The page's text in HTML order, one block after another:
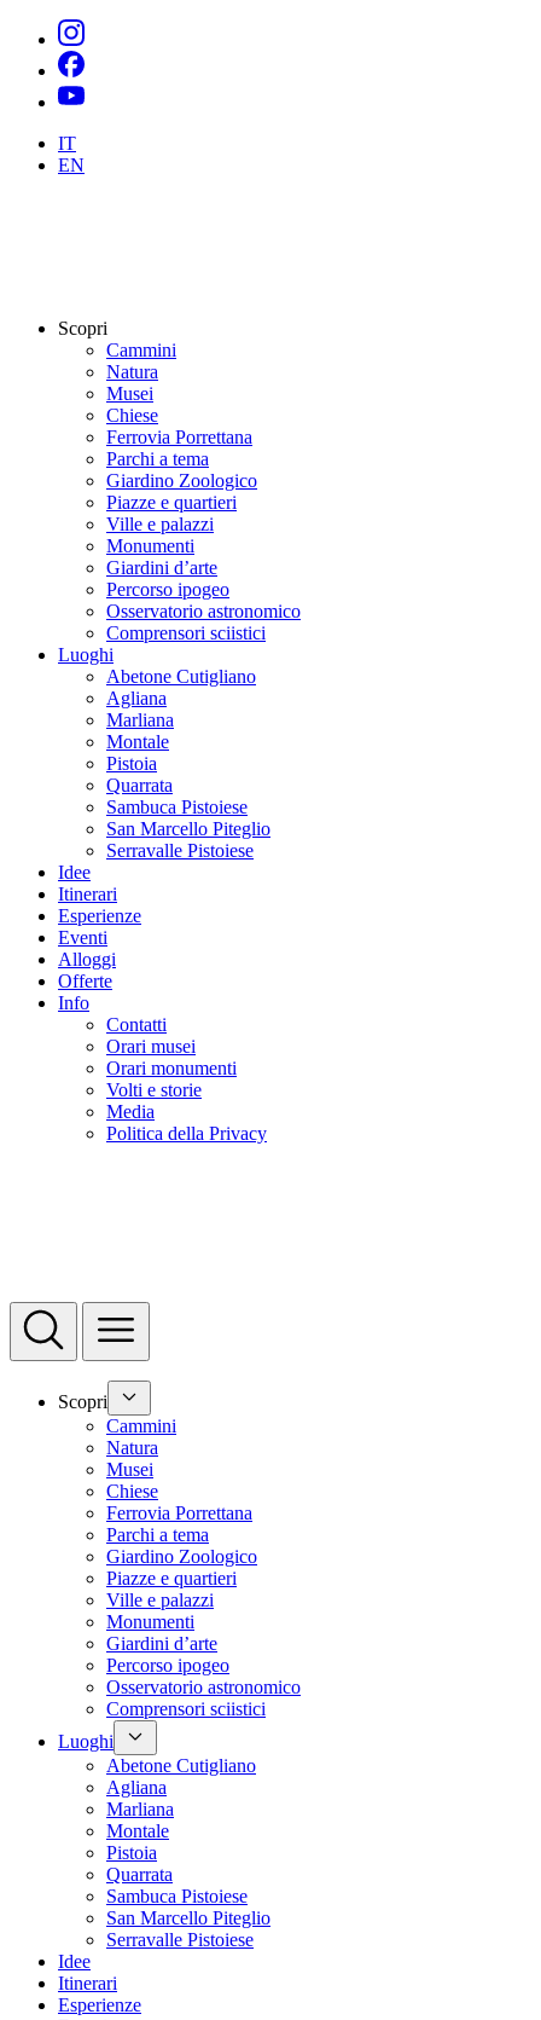
IT
EN
Scopri
Cammini
Natura
Musei
Chiese
Ferrovia Porrettana
Parchi a tema
Giardino Zoologico
Piazze e quartieri
Ville e palazzi
Monumenti
Giardini d’arte
Percorso ipogeo
Osservatorio astronomico
Comprensori sciistici
Luoghi
Abetone Cutigliano
Agliana
Marliana
Montale
Pistoia
Quarrata
Sambuca Pistoiese
San Marcello Piteglio
Serravalle Pistoiese
Idee
Itinerari
Esperienze
Eventi
Alloggi
Offerte
Info
Contatti
Orari musei
Orari monumenti
Volti e storie
Media
Politica della Privacy
Scopri
Cammini
Natura
Musei
Chiese
Ferrovia Porrettana
Parchi a tema
Giardino Zoologico
Piazze e quartieri
Ville e palazzi
Monumenti
Giardini d’arte
Percorso ipogeo
Osservatorio astronomico
Comprensori sciistici
Luoghi
Abetone Cutigliano
Agliana
Marliana
Montale
Pistoia
Quarrata
Sambuca Pistoiese
San Marcello Piteglio
Serravalle Pistoiese
Idee
Itinerari
Esperienze